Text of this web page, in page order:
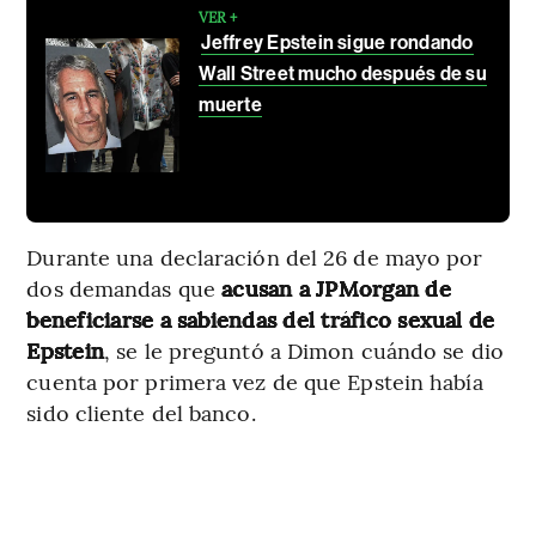
VER +
Jeffrey Epstein sigue rondando
Wall Street mucho después de su
muerte
Durante una declaración del 26 de mayo por
dos demandas queacusan a JPMorgan de
beneficiarse a sabiendas del tráfico sexual de
Epstein, se le preguntó a Dimon cuándo se dio
cuenta por primera vez de que Epstein había
sido cliente del banco.